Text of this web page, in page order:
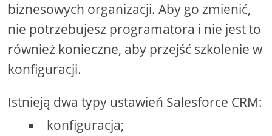
biznesowych organizacji. Aby go zmienić,
nie potrzebujesz programatora i nie jest to
również konieczne, aby przejść szkolenie w
konfiguracji.
Istnieją dwa typy ustawień Salesforce CRM:
konfiguracja;